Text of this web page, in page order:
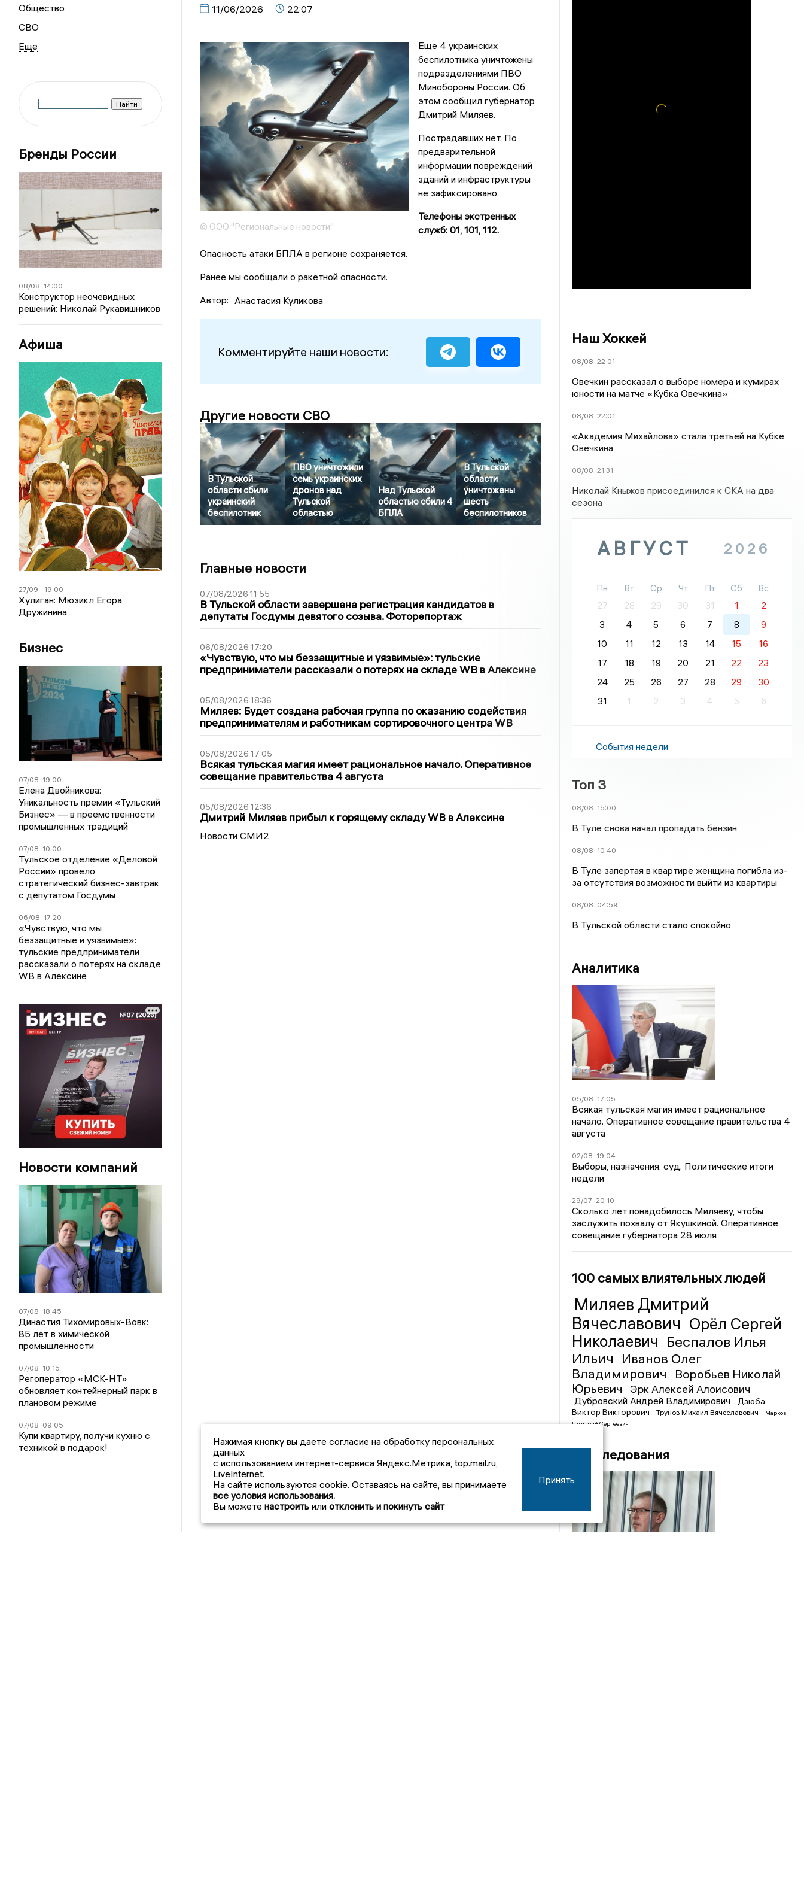
Общество
СВО
Бренды России
08/08 14:00
Конструктор неочевидных
решений: Николай Рукавишников
Афиша
27/09 19:00
Хулиган: Мюзикл Егора
Дружинина
Бизнес
07/08 19:00
Елена Двойникова:
Уникальность премии «Тульский
Бизнес» — в преемственности
промышленных традиций
07/08 10:00
Тульское отделение «Деловой
России» провело
стратегический бизнес-завтрак
с депутатом Госдумы
06/08 17:20
«Чувствую, что мы
беззащитные и уязвимые»:
тульские предприниматели
рассказали о потерях на складе
WB в Алексине
Новости компаний
07/08 18:45
Династия Тихомировых-Вовк:
85 лет в химической
промышленности
07/08 10:15
Регоператор «МСК-НТ»
обновляет контейнерный парк в
плановом режиме
07/08 09:05
Купи квартиру, получи кухню с
техникой в подарок!
11/06/2026 22:07
© ООО "Региональные новости"
Еще 4 украинских
беспилотника уничтожены
подразделениями ПВО
Минобороны России. Об
этом сообщил губернатор
Дмитрий Миляев.
Пострадавших нет. По
предварительной
информации повреждений
зданий и инфраструктуры
не зафиксировано.
Телефоны экстренных
служб: 01, 101, 112.
Опасность атаки БПЛА в регионе сохраняется.
Ранее мы сообщали о ракетной опасности.
Автор: Анастасия Куликова
Комментируйте наши новости:
Другие новости СВО
В Тульской
области сбили
украинский
беспилотник
ПВО уничтожили
семь украинских
дронов над
Тульской
областью
Над Тульской
областью сбили 4
БПЛА
В Тульской
области
уничтожены
шесть
беспилотников
Главные новости
07/08/2026 11:55
В Тульской области завершена регистрация кандидатов в
депутаты Госдумы девятого созыва. Фоторепортаж
06/08/2026 17:20
«Чувствую, что мы беззащитные и уязвимые»: тульские
предприниматели рассказали о потерях на складе WB в Алексине
05/08/2026 18:36
Миляев: Будет создана рабочая группа по оказанию содействия
предпринимателям и работникам сортировочного центра WB
05/08/2026 17:05
Всякая тульская магия имеет рациональное начало. Оперативное
совещание правительства 4 августа
05/08/2026 12:36
Дмитрий Миляев прибыл к горящему складу WB в Алексине
Новости СМИ2
Наш Хоккей
08/08 22:01
Овечкин рассказал о выборе номера и кумирах
юности на матче «Кубка Овечкина»
08/08 22:01
«Академия Михайлова» стала третьей на Кубке
Овечкина
08/08 21:31
Николай Кныжов присоединился к СКА на два
сезона
АВГУСТ 2026
Пн Вт Ср Чт Пт Сб
Вс
27
28 29 30 31 1
2
3
4 5 6 7 8
9
10
11 12 13 14 15
16
17
18 19 20 21 22
23
24
25 26 27 28 29
30
31
1 2 3 4 5 6
События недели
Топ 3
08/08 15:00
В Туле снова начал пропадать бензин
08/08 10:40
В Туле запертая в квартире женщина погибла из-
за отсутствия возможности выйти из квартиры
08/08 04:59
В Тульской области стало спокойно
Аналитика
05/08 17:05
Всякая тульская магия имеет рациональное
начало. Оперативное совещание правительства 4
августа
02/08 19:04
Выборы, назначения, суд. Политические итоги
недели
29/07 20:10
Сколько лет понадобилось Миляеву, чтобы
заслужить похвалу от Якушкиной. Оперативное
совещание губернатора 28 июля
100 самых влиятельных людей
Миляев Дмитрий
Вячеславович Орёл Сергей
Николаевич Беспалов Илья
Ильич
Иванов Олег
Владимирович
Воробьев Николай
Юрьевич
Эрк Алексей Алоисович
Дубровский Андрей Владимирович
Дзюба
Виктор Викторович
Трунов Михаил Вячеславович
Марков
Дмитрий Сергеевич
Расследования
Нажимая кнопку вы даете согласие на обработку персональных
данных
с использованием интернет-сервиса Яндекс.Метрика, top.mail.ru,
LiveInternet.
На сайте используются cookie. Оставаясь на сайте, вы принимаете
все условия использования.
Вы можете настроить или отклонить и покинуть сайт
Принять